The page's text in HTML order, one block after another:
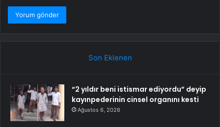
Son Eklenen
“2 yıldır beni istismar ediyordu” deyip
kayınpederinin cinsel organını kesti
Ağustos 6, 2026